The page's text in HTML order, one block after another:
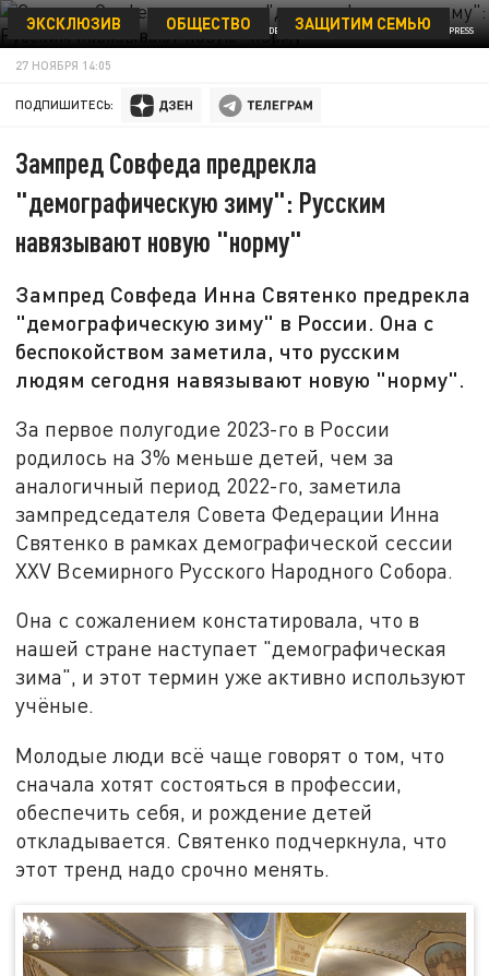
ФОТО: FEDERATION COUNCIL OF RUSSIA/GLOBALLOOKPRESS
ЭКСКЛЮЗИВ ОБЩЕСТВО ЗАЩИТИМ СЕМЬЮ
27 НОЯБРЯ 14:05
ПОДПИШИТЕСЬ:
Зампред Совфеда предрекла
"демографическую зиму": Русским
навязывают новую "норму"
Зампред Совфеда Инна Святенко предрекла
"демографическую зиму" в России. Она с
беспокойством заметила, что русским
людям сегодня навязывают новую "норму".
За первое полугодие 2023-го в России
родилось на 3% меньше детей, чем за
аналогичный период 2022-го, заметила
зампредседателя Совета Федерации Инна
Святенко в рамках демографической сессии
XXV Всемирного Русского Народного Собора.
Она с сожалением констатировала, что в
нашей стране наступает "демографическая
зима", и этот термин уже активно используют
учёные.
Молодые люди всё чаще говорят о том, что
сначала хотят состояться в профессии,
обеспечить себя, и рождение детей
откладывается. Святенко подчеркнула, что
этот тренд надо срочно менять.